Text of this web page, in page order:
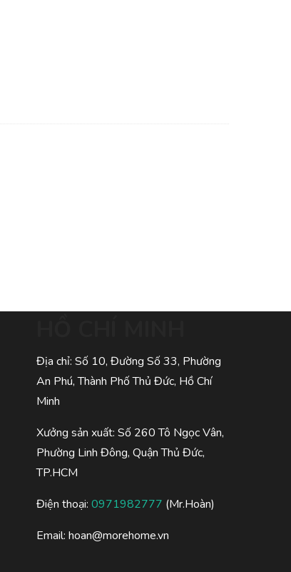
Địa chỉ: Số 10, Đường Số 33, Phường
An Phú, Thành Phố Thủ Đức, Hồ Chí
Minh
Xưởng sản xuất: Số 260 Tô Ngọc Vân,
Phường Linh Đông, Quận Thủ Đức,
TP.HCM
Điện thoại: 0971982777 (Mr.Hoàn)
Email: hoan@morehome.vn